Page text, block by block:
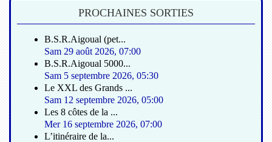
PROCHAINES SORTIES
B.S.R.Aigoual (pet...
Sam 29 août 2026, 07:00
B.S.R.Aigoual 5000...
Sam 5 septembre 2026, 05:30
Le XXL des Grands ...
Sam 12 septembre 2026, 05:00
Les 8 côtes de la ...
Mer 16 septembre 2026, 07:00
L’itinéraire de la...